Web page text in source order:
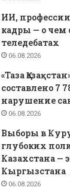
ИИ,
кадры — о чем
теледебатах
06.08.2026
«Таза
составлено 7
нарушение
06.08.2026
Выборы в
глубоких
Казахстана —
Кыргызстана
06.08.2026